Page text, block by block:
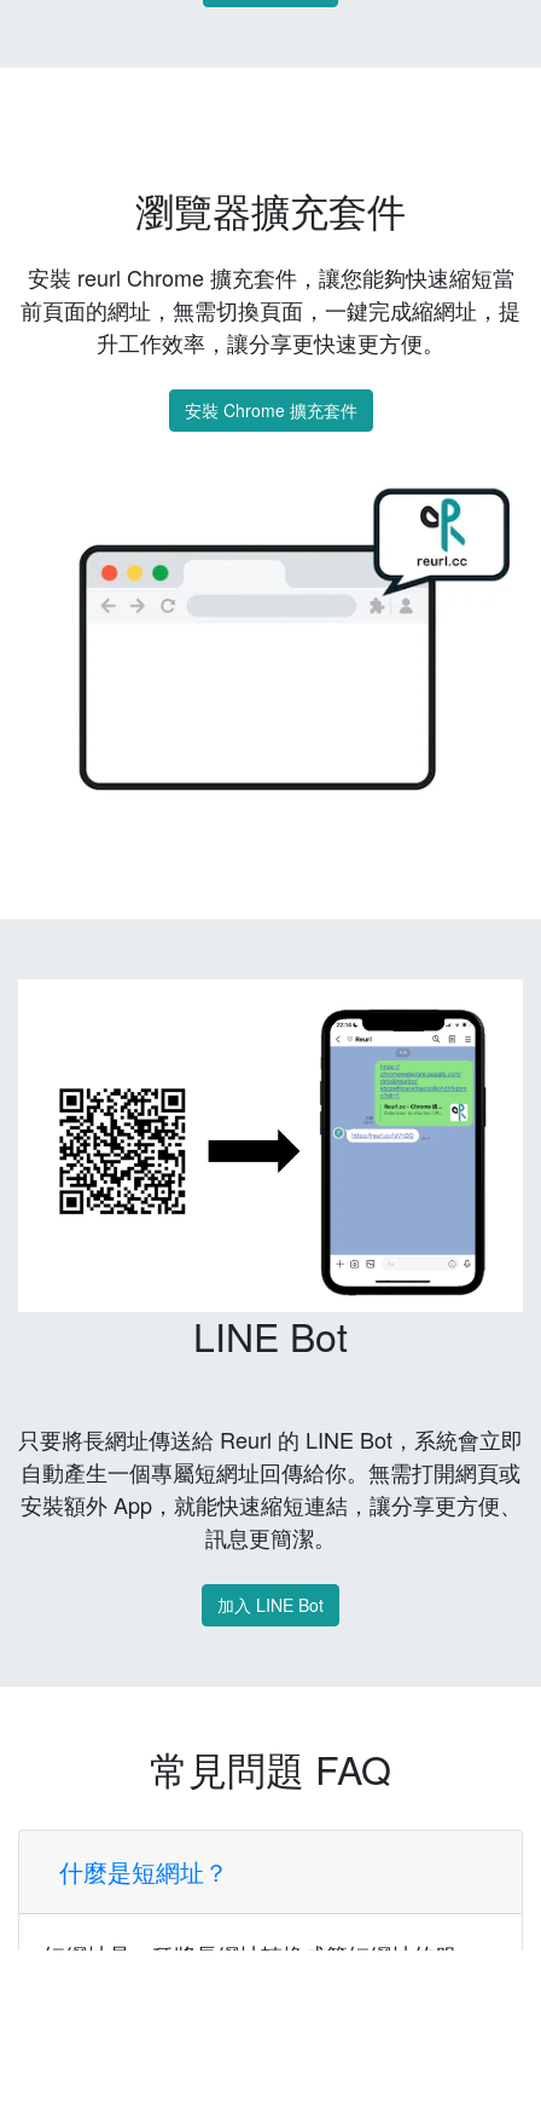
瀏覽器擴充套件
安裝 reurl Chrome 擴充套件，讓您能夠快速縮短當
前頁面的網址，無需切換頁面，一鍵完成縮網址，提
升工作效率，讓分享更快速更方便。
安裝 Chrome 擴充套件
LINE Bot
只要將長網址傳送給 Reurl 的 LINE Bot，系統會立即
自動產生一個專屬短網址回傳給你。無需打開網頁或
安裝額外 App，就能快速縮短連結，讓分享更方便、
訊息更簡潔。
加入 LINE Bot
常見問題 FAQ
什麼是短網址？
短網址是一種將長網址轉換成簡短網址的服